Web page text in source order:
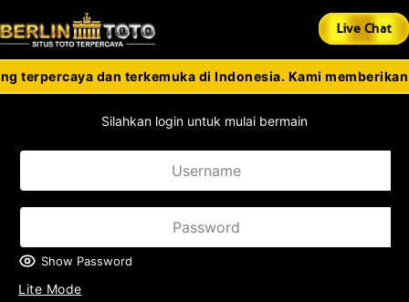
Live Chat
terpercaya dan terkemuka di Indonesia. Kami
Silahkan login untuk mulai bermain
Show Password
Lite Mode